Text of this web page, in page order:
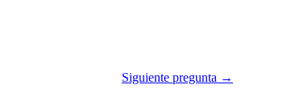
Siguiente pregunta →